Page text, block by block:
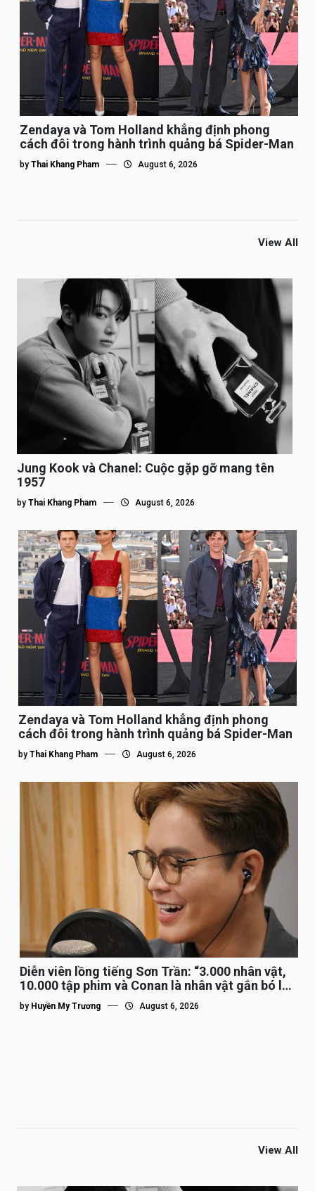
Zendaya và Tom Holland khẳng định phong
cách đôi trong hành trình quảng bá Spider-Man
by Thai Khang Pham August 6, 2026
View All
Jung Kook và Chanel: Cuộc gặp gỡ mang tên
1957
by Thai Khang Pham August 6, 2026
Zendaya và Tom Holland khẳng định phong
cách đôi trong hành trình quảng bá Spider-Man
by Thai Khang Pham August 6, 2026
Diễn viên lồng tiếng Sơn Trần: “3.000 nhân vật,
10.000 tập phim và Conan là nhân vật gắn bó lâu
nhất”
by Huyền My Trương August 6, 2026
View All